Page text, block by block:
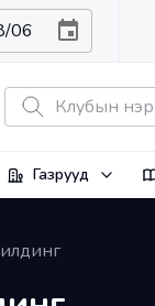
Газрууд